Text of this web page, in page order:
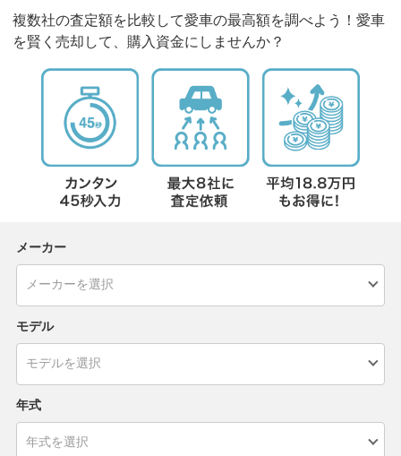
複数社の査定額を比較して愛車の最高額を調べよう！愛車
を賢く売却して、購入資金にしませんか？
メーカー
モデル
年式